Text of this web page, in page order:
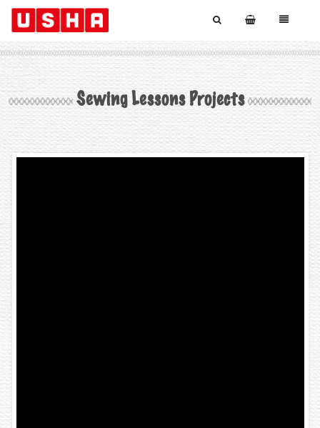
Sewing Lessons Projects